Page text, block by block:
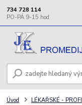
734 728 114
Úvod LÉKAŘSKÉ - PROFI